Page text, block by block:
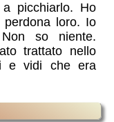
picchiarlo. Ho
loro. Io
so niente.
trattato nello
e vidi che era